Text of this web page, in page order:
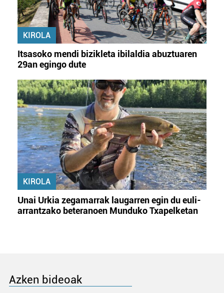
KIROLA
Itsasoko mendi bizikleta ibilaldia abuztuaren
29an egingo dute
KIROLA
Unai Urkia zegamarrak laugarren egin du euli-
arrantzako beteranoen Munduko Txapelketan
Azken bideoak